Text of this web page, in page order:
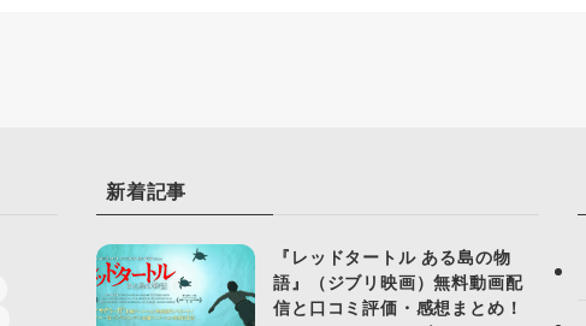
新着記事
『レッドタートル ある島の物
語』（ジブリ映画）無料動画配
信と口コミ評価・感想まとめ！